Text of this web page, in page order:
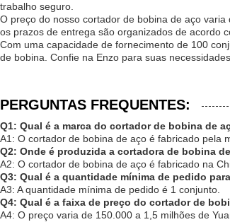
trabalho seguro.
O preço do nosso cortador de bobina de aço
os prazos de entrega são organizados de acordo
Com uma capacidade de fornecimento de 100
de bobina. Confie na Enzo para suas
PERGUNTAS FREQUENTES:
Q1: Qual é a marca do cortador de bobina de
A1: O cortador de bobina de aço é fabricado pela
Q2: Onde é produzida a cortadora de bobina
A2: O cortador de bobina de aço é fabricado na
Q3: Qual é a quantidade mínima de pedido
A3: A quantidade mínima de pedido é 1 conjunto.
Q4: Qual é a faixa de preço do cortador de
A4: O preço varia de 150.000 a 1,5 milhões de